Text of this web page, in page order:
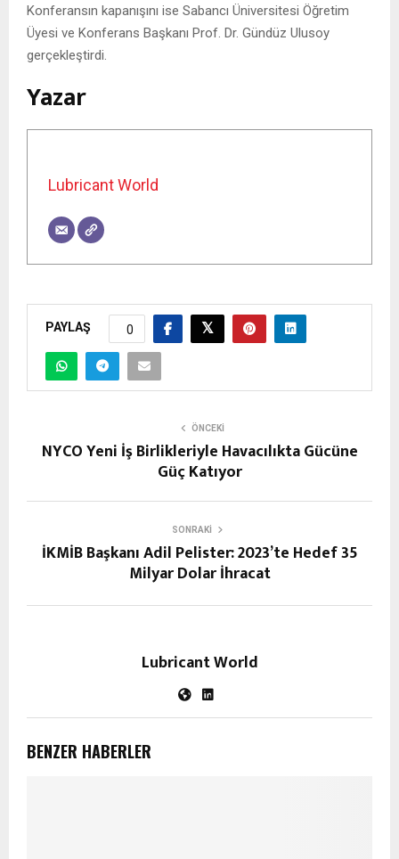
Konferansın kapanışını ise Sabancı Üniversitesi Öğretim
Üyesi ve Konferans Başkanı Prof. Dr. Gündüz Ulusoy
gerçekleştirdi.
Yazar
Lubricant World
PAYLAŞ 0
ÖNCEKI
NYCO Yeni İş Birlikleriyle Havacılıkta Gücüne
Güç Katıyor
SONRAKI
İKMİB Başkanı Adil Pelister: 2023’te Hedef 35
Milyar Dolar İhracat
Lubricant World
BENZER HABERLER